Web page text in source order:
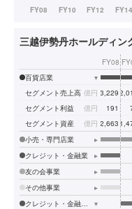
三越伊勢丹ホールディン
FY08
百貨店業
▾
セグメント売上高 億円13,229
セグメント利益
億円 191
セグメント資産
億円12,663
小売・専門店業
▸
クレジット・金融業
▸
友の会事業
▸
その他事業
▸
▾